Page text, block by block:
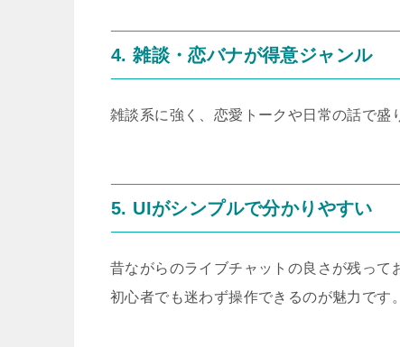
4. 雑談・恋バナが得意ジャンル
雑談系に強く、恋愛トークや日常の話で盛
5. UIがシンプルで分かりやすい
昔ながらのライブチャットの良さが残って
初心者でも迷わず操作できるのが魅力です。